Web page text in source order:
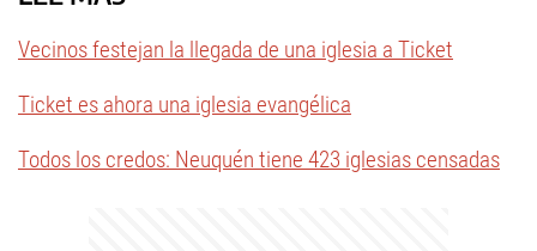
Vecinos festejan la llegada de una iglesia a Ticket
Ticket es ahora una iglesia evangélica
Todos los credos: Neuquén tiene 423 iglesias censadas